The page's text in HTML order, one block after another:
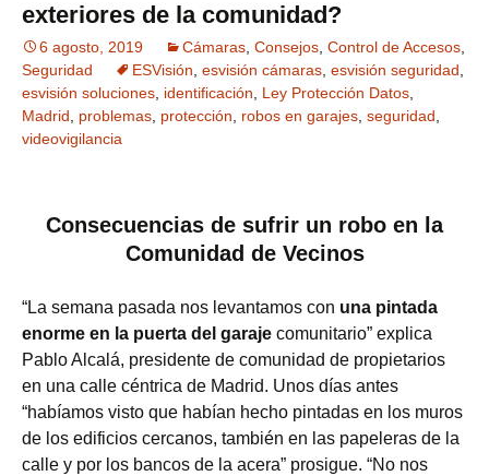
exteriores de la comunidad?
6 agosto, 2019 Cámaras, Consejos, Control de Accesos,
Seguridad
ESVisión, esvisión cámaras, esvisión seguridad,
esvisión soluciones, identificación, Ley Protección Datos,
Madrid, problemas, protección, robos en garajes, seguridad,
videovigilancia
Consecuencias de sufrir un robo en la
Comunidad de Vecinos
“La semana pasada nos levantamos con una pintada
enorme en la puerta del garaje comunitario” explica
Pablo Alcalá, presidente de comunidad de propietarios
en una calle céntrica de Madrid. Unos días antes
“habíamos visto que habían hecho pintadas en los muros
de los edificios cercanos, también en las papeleras de la
calle y por los bancos de la acera” prosigue. “No nos